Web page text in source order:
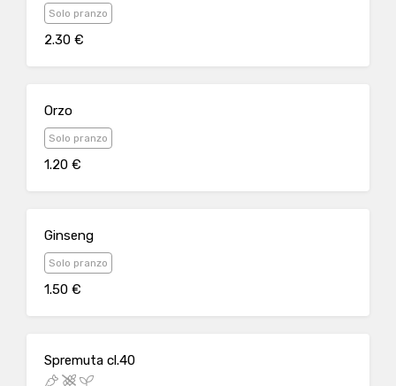
Solo pranzo
2.30 €
Orzo
Solo pranzo
1.20 €
Ginseng
Solo pranzo
1.50 €
Spremuta cl.40